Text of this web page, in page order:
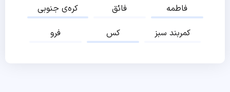
کره‌ی جنوبی
فائق
فاطمه
فرو
کس کمربند سبز